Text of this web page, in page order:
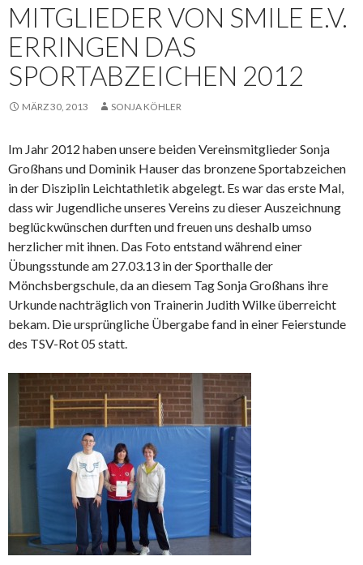
MITGLIEDER VON SMILE E.V.
ERRINGEN DAS
SPORTABZEICHEN 2012
MÄRZ 30, 2013 SONJA KÖHLER
Im Jahr 2012 haben unsere beiden Vereinsmitglieder Sonja
Großhans und Dominik Hauser das bronzene Sportabzeichen
in der Disziplin Leichtathletik abgelegt. Es war das erste Mal,
dass wir Jugendliche unseres Vereins zu dieser Auszeichnung
beglückwünschen durften und freuen uns deshalb umso
herzlicher mit ihnen. Das Foto entstand während einer
Übungsstunde am 27.03.13 in der Sporthalle der
Mönchsbergschule, da an diesem Tag Sonja Großhans ihre
Urkunde nachträglich von Trainerin Judith Wilke überreicht
bekam. Die ursprüngliche Übergabe fand in einer Feierstunde
des TSV-Rot 05 statt.